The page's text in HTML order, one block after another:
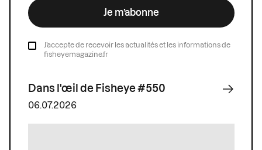
Je m’abonne
J’accepte de recevoir les actualités et les informations de
fisheyemagazine.fr
Dans l'œil de Fisheye #550
06.07.2026